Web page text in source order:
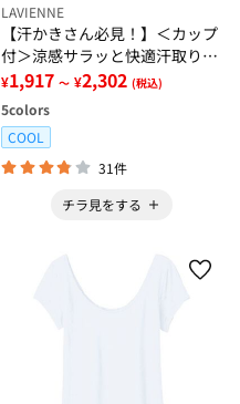
LAVIENNE
【汗かきさん必見！】＜カップ
付＞涼感サラッと快適汗取りタ
ンクトップインナー＜さらりラ
ボ＞
¥1,917 ～ ¥2,302 (税込)
5colors
COOL
31件
チラ見をする